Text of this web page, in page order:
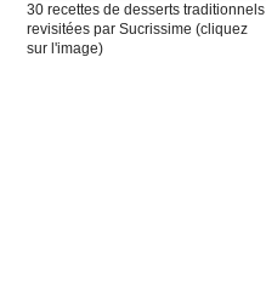
30 recettes de desserts traditionnels
revisitées par Sucrissime (cliquez
sur l'image)